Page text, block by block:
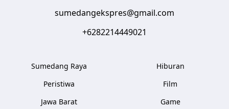
sumedangekspres@gmail.com
+6282214449021
Sumedang Raya
Peristiwa
Jawa Barat
Hiburan
Film
Game